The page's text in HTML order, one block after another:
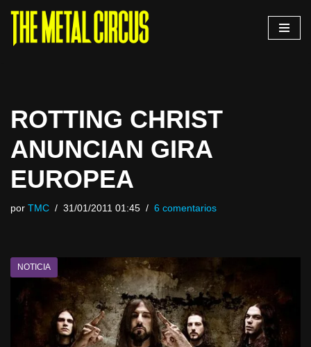
Saltar
ROTTING CHRIST
ANUNCIAN GIRA
EUROPEA
por TMC 31/01/2011 01:45 6 comentarios
NOTICIA